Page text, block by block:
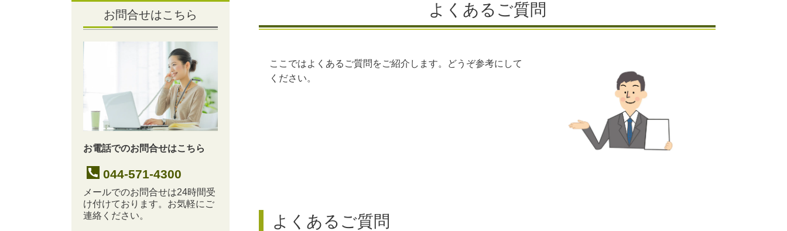
よくあるご質問
ここではよくあるご質問をご紹介します。どうぞ参考にして
ください。
よくあるご質問
お問合せはこちら
お電話でのお問合せはこちら
044-571-4300
メールでのお問合せは24時間受
け付けております。お気軽にご
連絡ください。